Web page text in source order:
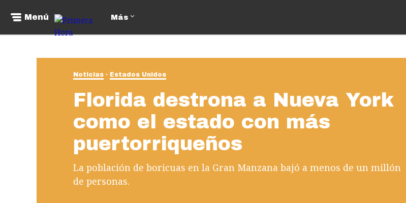
Menú Más
Noticias Estados Unidos
Florida destrona a Nueva York
como el estado con más
puertorriqueños
La población de boricuas en la Gran Manzana bajó a menos de un millón
de personas.